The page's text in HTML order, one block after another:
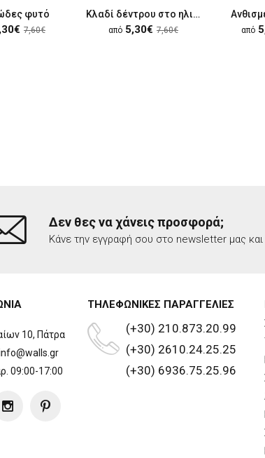
φυτό
7,60€
Κλαδί δέντρου στο ηλιοβασίλεμα
από 5,30€ 7,60€ από
Δεν θες να χάνεις προσφορά;
Κάνε την εγγραφή σου στο newsletter μας
10, Πάτρα
09:00-17:00
ΤΗΛΕΦΩΝΙΚΕΣ ΠΑΡΑΓΓΕΛΙΕΣ
(+30) 210.873.20.99
(+30) 2610.24.25.25
(+30) 6936.75.25.96